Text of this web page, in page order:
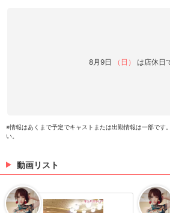
8月9日 （日） は店休日
※情報はあくまで予定でキャストまたは出勤情報は一部です
い。
動画リスト